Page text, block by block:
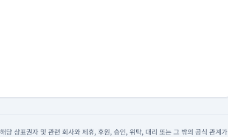
상표권자 및 관련 회사와 제휴, 후원, 승인, 위탁, 대리 또는 그 밖의 공식 관계가